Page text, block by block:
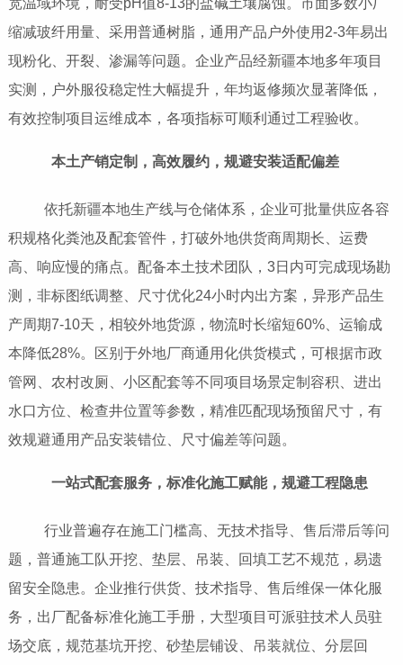
缩减玻纤用量、采用普通树脂，通用产品户外使用2-3年易出
现粉化、开裂、渗漏等问题。企业产品经新疆本地多年项目
实测，户外服役稳定性大幅提升，年均返修频次显著降低，
有效控制项目运维成本，各项指标可顺利通过工程验收。
本土产销定制，高效履约，规避安装适配偏差
依托新疆本地生产线与仓储体系，企业可批量供应各容
积规格化粪池及配套管件，打破外地供货商周期长、运费
高、响应慢的痛点。配备本土技术团队，3日内可完成现场勘
测，非标图纸调整、尺寸优化24小时内出方案，异形产品生
产周期7-10天，相较外地货源，物流时长缩短60%、运输成
本降低28%。区别于外地厂商通用化供货模式，可根据市政
管网、农村改厕、小区配套等不同项目场景定制容积、进出
水口方位、检查井位置等参数，精准匹配现场预留尺寸，有
效规避通用产品安装错位、尺寸偏差等问题。
一站式配套服务，标准化施工赋能，规避工程隐患
行业普遍存在施工门槛高、无技术指导、售后滞后等问
题，普通施工队开挖、垫层、吊装、回填工艺不规范，易遗
留安全隐患。企业推行供货、技术指导、售后维保一体化服
务，出厂配备标准化施工手册，大型项目可派驻技术人员驻
场交底，规范基坑开挖、砂垫层铺设、吊装就位、分层回